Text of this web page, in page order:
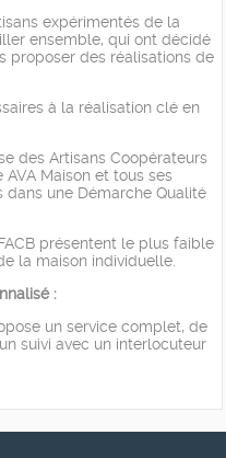
expérimentés de la
ensemble, qui ont décidé
proposer des réalisations de
à la réalisation clé en
des Artisans Coopérateurs
Maison et tous ses
une Démarche Qualité
présentent le plus faible
la maison individuelle.
:
un service complet, de
suivi avec un interlocuteur